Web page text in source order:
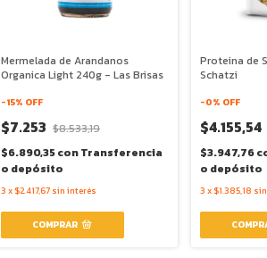
Mermelada de Arandanos
Organica Light 240g - Las Brisas
-15% OFF
$7.253 $8.533,19
$6.890,35conTransferencia
o depósito
3 x $2.417,67 sin interés
Proteina de
Schatzi
-0% OFF
$4.155,54
$3.947,76
o depósito
3 x $1.385,18